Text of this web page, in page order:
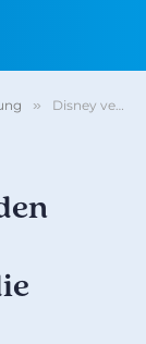
» Disney veröffentlicht den Zeichentrickklassiker Schneewittchen und die sieben Zwerge in 4K